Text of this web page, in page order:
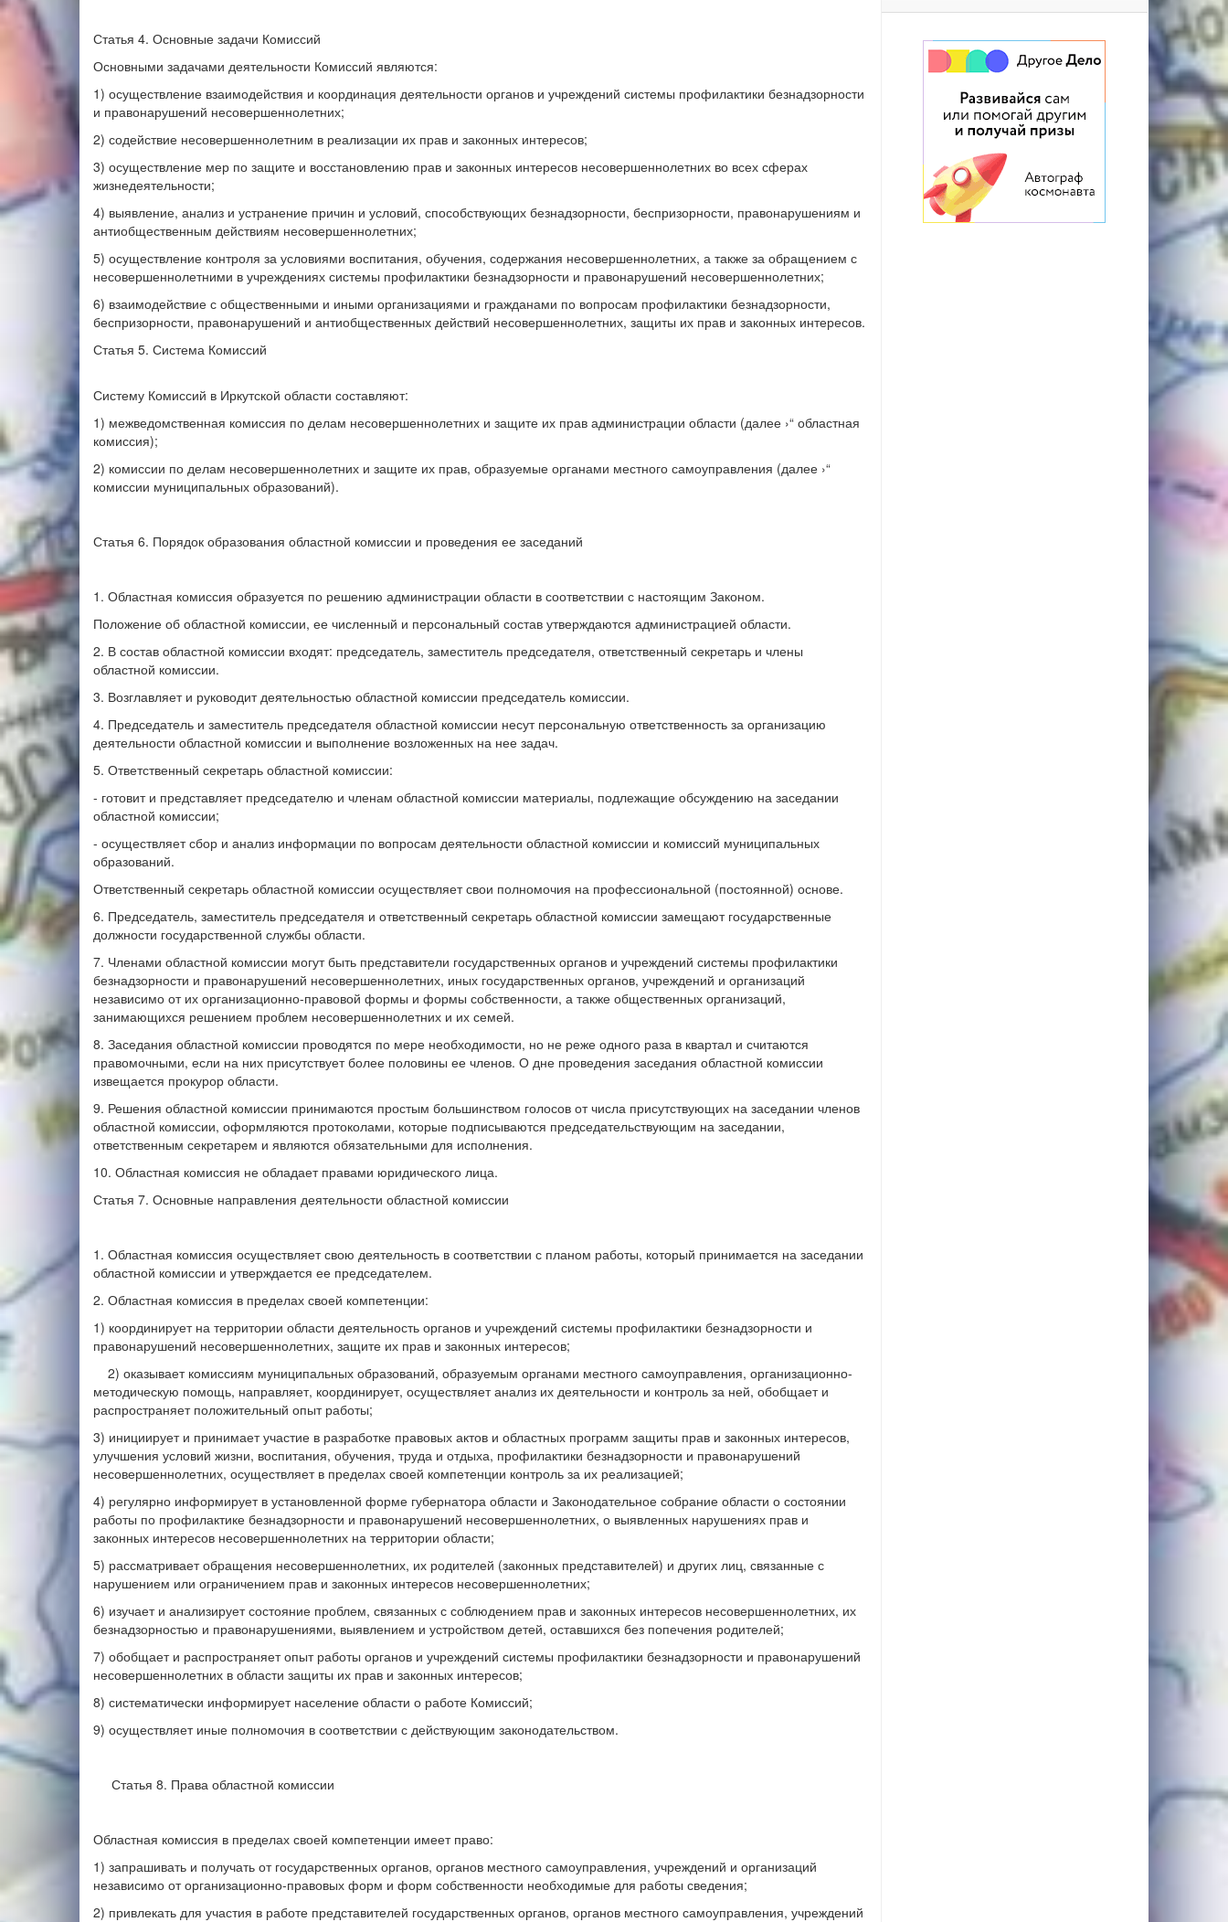
Статья 4. Основные задачи Комиссий
Основными задачами деятельности Комиссий являются:
1) осуществление взаимодействия и координация деятельности органов и учреждений системы профилактики безнадзорности
и правонарушений несовершеннолетних;
2) содействие несовершеннолетним в реализации их прав и законных интересов;
3) осуществление мер по защите и восстановлению прав и законных интересов несовершеннолетних во всех сферах
жизнедеятельности;
4) выявление, анализ и устранение причин и условий, способствующих безнадзорности, беспризорности, правонарушениям и
антиобщественным действиям несовершеннолетних;
5) осуществление контроля за условиями воспитания, обучения, содержания несовершеннолетних, а также за обращением с
несовершеннолетними в учреждениях системы профилактики безнадзорности и правонарушений несовершеннолетних;
6) взаимодействие с общественными и иными организациями и гражданами по вопросам профилактики безнадзорности,
беспризорности, правонарушений и антиобщественных действий несовершеннолетних, защиты их прав и законных интересов.
Статья 5. Система Комиссий
Систему Комиссий в Иркутской области составляют:
1) межведомственная комиссия по делам несовершеннолетних и защите их прав администрации области (далее ›“ областная
комиссия);
2) комиссии по делам несовершеннолетних и защите их прав, образуемые органами местного самоуправления (далее ›“
комиссии муниципальных образований).
Статья 6. Порядок образования областной комиссии и проведения ее заседаний
1. Областная комиссия образуется по решению администрации области в соответствии с настоящим Законом.
Положение об областной комиссии, ее численный и персональный состав утверждаются администрацией области.
2. В состав областной комиссии входят: председатель, заместитель председателя, ответственный секретарь и члены
областной комиссии.
3. Возглавляет и руководит деятельностью областной комиссии председатель комиссии.
4. Председатель и заместитель председателя областной комиссии несут персональную ответственность за организацию
деятельности областной комиссии и выполнение возложенных на нее задач.
5. Ответственный секретарь областной комиссии:
- готовит и представляет председателю и членам областной комиссии материалы, подлежащие обсуждению на заседании
областной комиссии;
- осуществляет сбор и анализ информации по вопросам деятельности областной комиссии и комиссий муниципальных
образований.
Ответственный секретарь областной комиссии осуществляет свои полномочия на профессиональной (постоянной) основе.
6. Председатель, заместитель председателя и ответственный секретарь областной комиссии замещают государственные
должности государственной службы области.
7. Членами областной комиссии могут быть представители государственных органов и учреждений системы профилактики
безнадзорности и правонарушений несовершеннолетних, иных государственных органов, учреждений и организаций
независимо от их организационно-правовой формы и формы собственности, а также общественных организаций,
занимающихся решением проблем несовершеннолетних и их семей.
8. Заседания областной комиссии проводятся по мере необходимости, но не реже одного раза в квартал и считаются
правомочными, если на них присутствует более половины ее членов. О дне проведения заседания областной комиссии
извещается прокурор области.
9. Решения областной комиссии принимаются простым большинством голосов от числа присутствующих на заседании членов
областной комиссии, оформляются протоколами, которые подписываются председательствующим на заседании,
ответственным секретарем и являются обязательными для исполнения.
10. Областная комиссия не обладает правами юридического лица.
Статья 7. Основные направления деятельности областной комиссии
1. Областная комиссия осуществляет свою деятельность в соответствии с планом работы, который принимается на заседании
областной комиссии и утверждается ее председателем.
2. Областная комиссия в пределах своей компетенции:
1) координирует на территории области деятельность органов и учреждений системы профилактики безнадзорности и
правонарушений несовершеннолетних, защите их прав и законных интересов;
2) оказывает комиссиям муниципальных образований, образуемым органами местного самоуправления, организационно-
методическую помощь, направляет, координирует, осуществляет анализ их деятельности и контроль за ней, обобщает и
распространяет положительный опыт работы;
3) инициирует и принимает участие в разработке правовых актов и областных программ защиты прав и законных интересов,
улучшения условий жизни, воспитания, обучения, труда и отдыха, профилактики безнадзорности и правонарушений
несовершеннолетних, осуществляет в пределах своей компетенции контроль за их реализацией;
4) регулярно информирует в установленной форме губернатора области и Законодательное собрание области о состоянии
работы по профилактике безнадзорности и правонарушений несовершеннолетних, о выявленных нарушениях прав и
законных интересов несовершеннолетних на территории области;
5) рассматривает обращения несовершеннолетних, их родителей (законных представителей) и других лиц, связанные с
нарушением или ограничением прав и законных интересов несовершеннолетних;
6) изучает и анализирует состояние проблем, связанных с соблюдением прав и законных интересов несовершеннолетних, их
безнадзорностью и правонарушениями, выявлением и устройством детей, оставшихся без попечения родителей;
7) обобщает и распространяет опыт работы органов и учреждений системы профилактики безнадзорности и правонарушений
несовершеннолетних в области защиты их прав и законных интересов;
8) систематически информирует население области о работе Комиссий;
9) осуществляет иные полномочия в соответствии с действующим законодательством.
Статья 8. Права областной комиссии
Областная комиссия в пределах своей компетенции имеет право:
1) запрашивать и получать от государственных органов, органов местного самоуправления, учреждений и организаций
независимо от организационно-правовых форм и форм собственности необходимые для работы сведения;
2) привлекать для участия в работе представителей государственных органов, органов местного самоуправления, учреждений